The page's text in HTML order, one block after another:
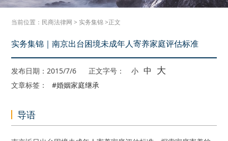
当前位置： 民商法律网 >实务集锦>正文
实务集锦｜南京出台困境未成年人寄养家庭评估标准
发布日期：2015/7/6 正文字号： 小 中 大
文章标签： #婚姻家庭继承
导语